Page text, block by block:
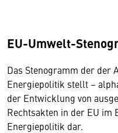
EU-Umwelt-
Das Stenogramm der der
Energiepolitik stellt –
der Entwicklung von
Rechtsakten in der EU
Energiepolitik dar.